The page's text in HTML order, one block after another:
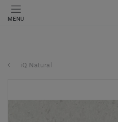
MENU
iQ Natural